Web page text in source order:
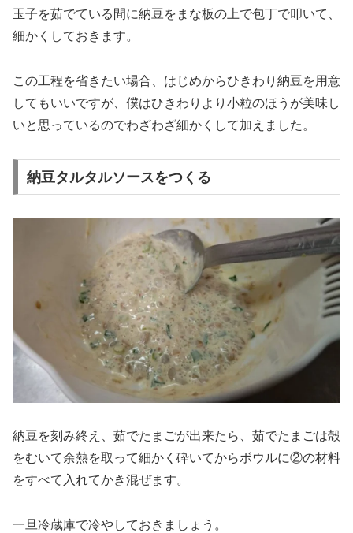
玉子を茹でている間に納豆をまな板の上で包丁で叩いて、
細かくしておきます。
この工程を省きたい場合、はじめからひきわり納豆を用意
してもいいですが、僕はひきわりより小粒のほうが美味し
いと思っているのでわざわざ細かくして加えました。
納豆タルタルソースをつくる
納豆を刻み終え、茹でたまごが出来たら、茹でたまごは殻
をむいて余熱を取って細かく砕いてからボウルに②の材料
をすべて入れてかき混ぜます。
一旦冷蔵庫で冷やしておきましょう。